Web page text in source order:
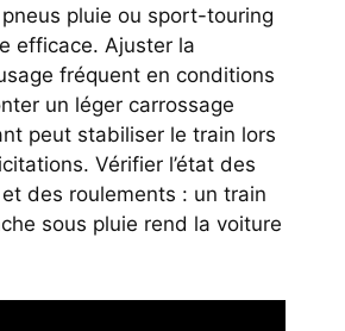
pluie ou sport-touring
efficace. Ajuster la
fréquent en conditions
un léger carrossage
peut stabiliser le train lors
Vérifier l’état des
des roulements : un train
sous pluie rend la voiture